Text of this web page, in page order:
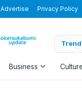
Advertise Privacy Policy
Business